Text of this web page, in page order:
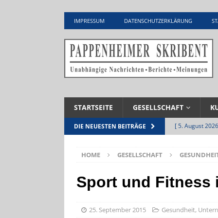
IMPRESSUM DATENSCHUTZERKLÄRUNG
STARTSEITE GESELLSCHAFT
DIE NEUESTEN BEITRÄGE [ 5. August
[ 4. August 2026
ankommen
HOME GESELLSCHAFT
Sport und Fitness
25. September 2015 Gesundheit,